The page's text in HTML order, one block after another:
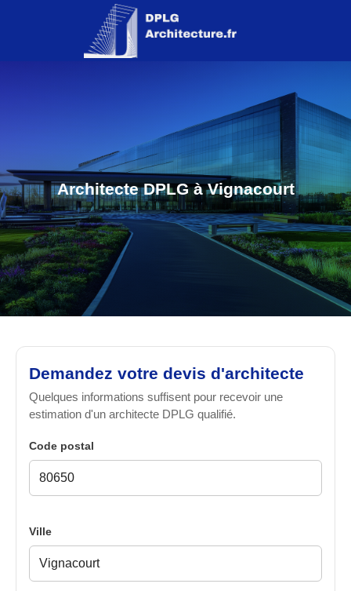
Architecte DPLG à Vignacourt
Demandez votre devis d'architecte
Quelques informations suffisent pour recevoir une
estimation d'un architecte DPLG qualifié.
Code postal
Ville